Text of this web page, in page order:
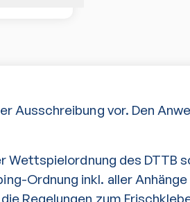
Ausschreibung vor. Den
Wettspielordnung des DTTB
Ordnung inkl. aller Anhänge
Regelungen zum